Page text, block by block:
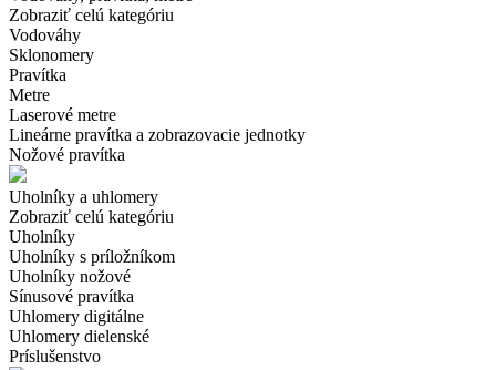
Zobraziť celú kategóriu
Vodováhy
Sklonomery
Pravítka
Metre
Laserové metre
Lineárne pravítka a zobrazovacie jednotky
Nožové pravítka
Uholníky a uhlomery
Zobraziť celú kategóriu
Uholníky
Uholníky s príložníkom
Uholníky nožové
Sínusové pravítka
Uhlomery digitálne
Uhlomery dielenské
Príslušenstvo